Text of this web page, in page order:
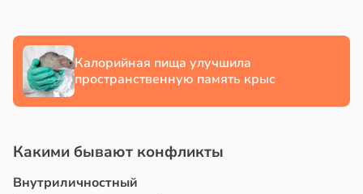
Калорийная пища улучшила
пространственную память крыс
Какими бывают конфликты
Внутриличностный